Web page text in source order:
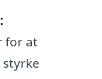
for at